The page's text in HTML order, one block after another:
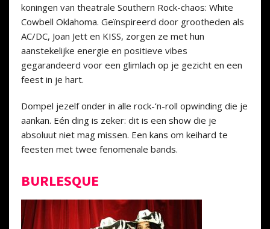
koningen van theatrale Southern Rock-chaos: White
Cowbell Oklahoma. Geïnspireerd door grootheden als
AC/DC, Joan Jett en KISS, zorgen ze met hun
aanstekelijke energie en positieve vibes
gegarandeerd voor een glimlach op je gezicht en een
feest in je hart.
Dompel jezelf onder in alle rock-‘n-roll opwinding die je
aankan. Eén ding is zeker: dit is een show die je
absoluut niet mag missen. Een kans om keihard te
feesten met twee fenomenale bands.
BURLESQUE